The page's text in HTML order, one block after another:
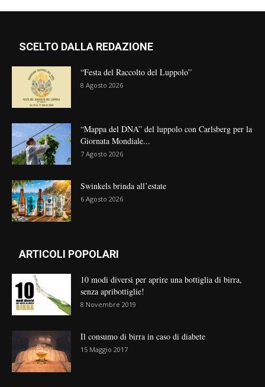
SCELTO DALLA REDAZIONE
“Festa del Raccolto del Luppolo”
8 Agosto 2026
“Mappa del DNA” del luppolo con Carlsberg per la
Giornata Mondiale...
7 Agosto 2026
Swinkels brinda all’estate
6 Agosto 2026
ARTICOLI POPOLARI
10 modi diversi per aprire una bottiglia di birra,
senza apribottiglie!
8 Novembre 2019
Il consumo di birra in caso di diabete
15 Maggio 2017